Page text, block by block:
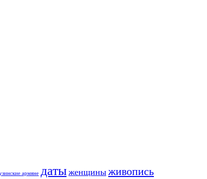
армяне даты женщины живопись